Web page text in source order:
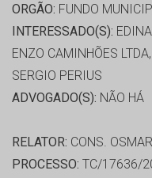
ORGÃO: FUNDO
INTERESSADO(S):
ENZO CAMINHÕES
SERGIO PERIUS
ADVOGADO(S): NÃO HÁ
RELATOR: CONS.
PROCESSO: TC/17636/